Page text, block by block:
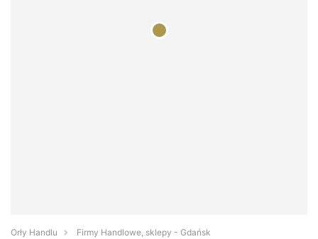
Orły Handlu
Firmy Handlowe, sklepy - Gdańsk